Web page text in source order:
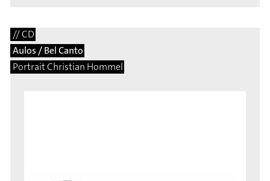
// CD
Aulos / Bel Canto
Portrait Christian Hommel